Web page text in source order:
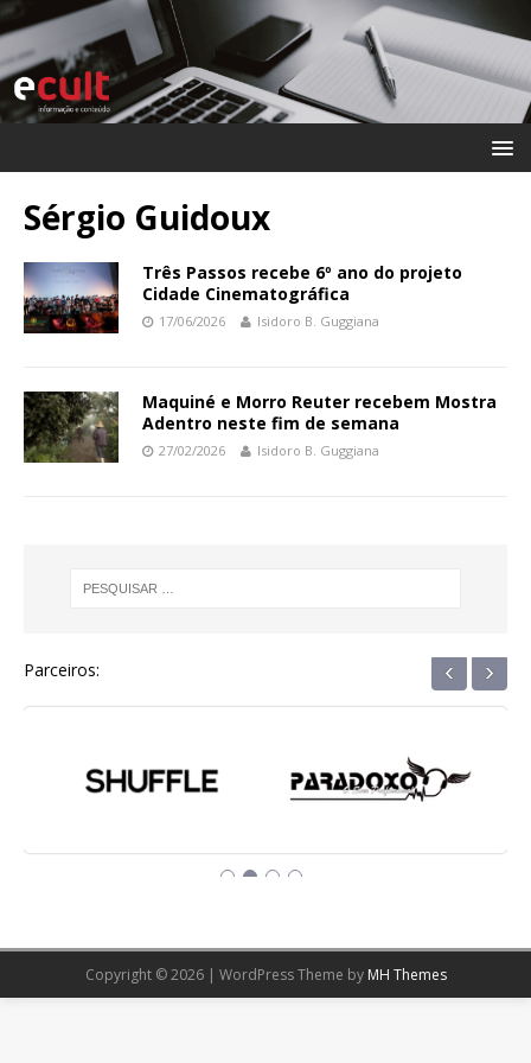
Sérgio Guidoux
Três Passos recebe 6º ano do projeto
Cidade Cinematográfica
17/06/2026 Isidoro B. Guggiana
Maquiné e Morro Reuter recebem Mostra
Adentro neste fim de semana
27/02/2026 Isidoro B. Guggiana
Parceiros: ‹ ›
Copyright © 2026 | WordPress Theme by MH Themes